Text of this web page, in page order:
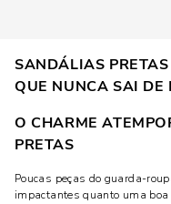
SANDÁLIAS
QUE NUNCA SAI DE
O CHARME
PRETAS
Poucas peças do guarda-
impactantes quanto uma